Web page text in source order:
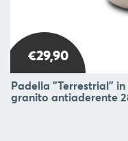
€29,90
Padella "Terrestrial"
granito antiaderente